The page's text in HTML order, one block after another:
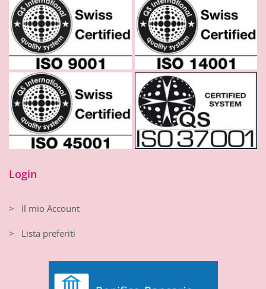
Login
> Il mio Account
> Lista preferiti